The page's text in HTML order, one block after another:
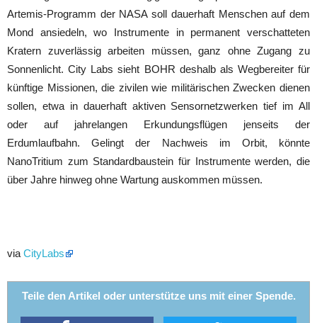
Artemis-Programm der NASA soll dauerhaft Menschen auf dem
Mond ansiedeln, wo Instrumente in permanent verschatteten
Kratern zuverlässig arbeiten müssen, ganz ohne Zugang zu
Sonnenlicht. City Labs sieht BOHR deshalb als Wegbereiter für
künftige Missionen, die zivilen wie militärischen Zwecken dienen
sollen, etwa in dauerhaft aktiven Sensornetzwerken tief im All
oder auf jahrelangen Erkundungsflügen jenseits der
Erdumlaufbahn. Gelingt der Nachweis im Orbit, könnte
NanoTritium zum Standardbaustein für Instrumente werden, die
über Jahre hinweg ohne Wartung auskommen müssen.
via CityLabs
Teile den Artikel oder unterstütze uns mit einer Spende.